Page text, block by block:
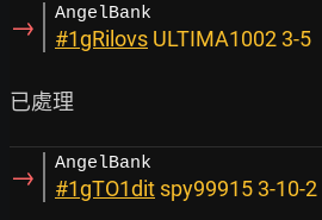
→ AngelBank
#1gRilovs ULTIMA1002 3-5
→ AngelBank
#1gTO1dit spy99915 3-10-2